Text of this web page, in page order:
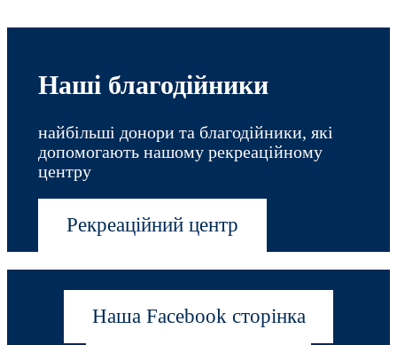
Наші благодійники
найбільші донори та благодійники, які
допомогають нашому рекреаційному
центру
Рекреаційний центр
Наша Facebook сторінка